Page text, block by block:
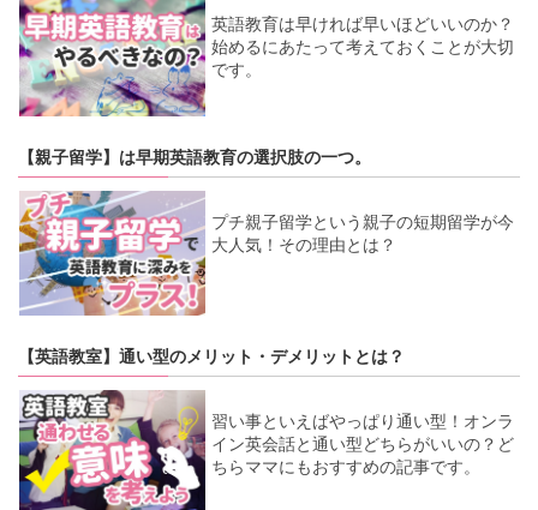
英語教育は早ければ早いほどいいのか？
始めるにあたって考えておくことが大切
です。
【親子留学】は早期英語教育の選択肢の一つ。
プチ親子留学という親子の短期留学が今
大人気！その理由とは？
【英語教室】通い型のメリット・デメリットとは？
習い事といえばやっぱり通い型！オンラ
イン英会話と通い型どちらがいいの？ど
ちらママにもおすすめの記事です。